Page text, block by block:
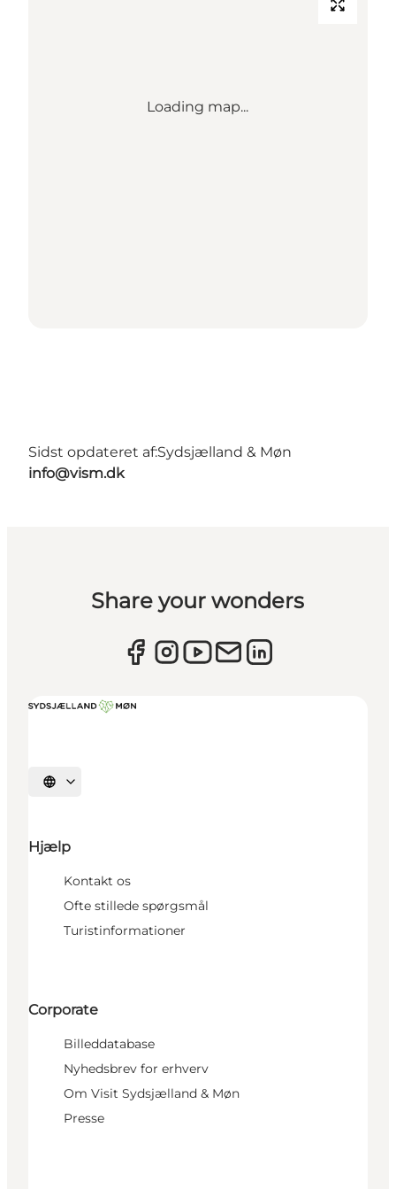
Loading map...
Sidst opdateret af:Sydsjælland & Møn
info@vism.dk
Share your wonders
Vælg sprog
Hjælp
Kontakt os
Ofte stillede spørgsmål
Turistinformationer
Corporate
Billeddatabase
Nyhedsbrev for erhverv
Om Visit Sydsjælland & Møn
Presse